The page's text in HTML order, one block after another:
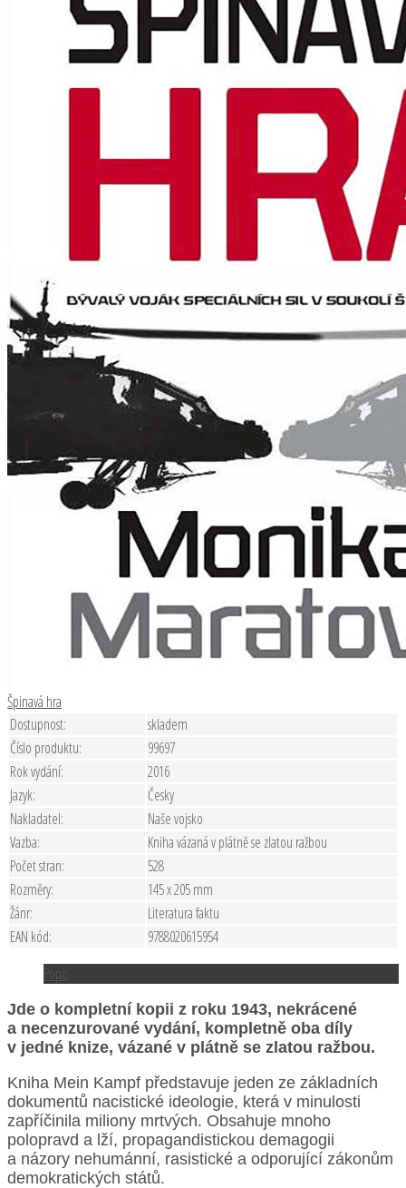
Špinavá hra
Dostupnost:
skladem
Číslo produktu:
99697
Rok vydání:
2016
Jazyk:
Česky
Nakladatel:
Naše vojsko
Vazba:
Kniha vázaná v plátně se zlatou ražbou
Počet stran:
528
Rozměry:
145 x 205 mm
Žánr:
Literatura faktu
EAN kód:
9788020615954
Popis
Jde o kompletní kopii z roku 1943, nekrácené
a necenzurované vydání, kompletně oba díly
v jedné knize, vázané v plátně se zlatou ražbou.
Kniha Mein Kampf představuje jeden ze základních
dokumentů nacistické ideologie, která v minulosti
zapříčinila miliony mrtvých. Obsahuje mnoho
polopravd a lží, propagandistickou demagogii
a názory nehumánní, rasistické a odporující zákonům
demokratických států.